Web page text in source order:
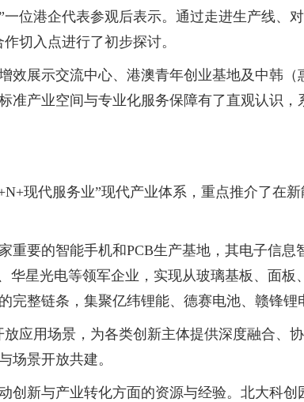
位港企代表参观后表示。通过走进生产线、
切入点进行了初步探讨。
展示交流中心、港澳青年创业基地及中韩（
准产业空间与专业化服务保障有了直观认识
现代服务业”现代产业体系，重点推介了在
要的智能手机和PCB生产基地，其电子信息
华星光电等领军企业，实现从玻璃基板、面
完整链条，集聚亿纬锂能、德赛电池、赣锋锂
用场景，为各类创新主体提供深度融合、
场景开放共建。
新与产业转化方面的资源与经验。北大科创